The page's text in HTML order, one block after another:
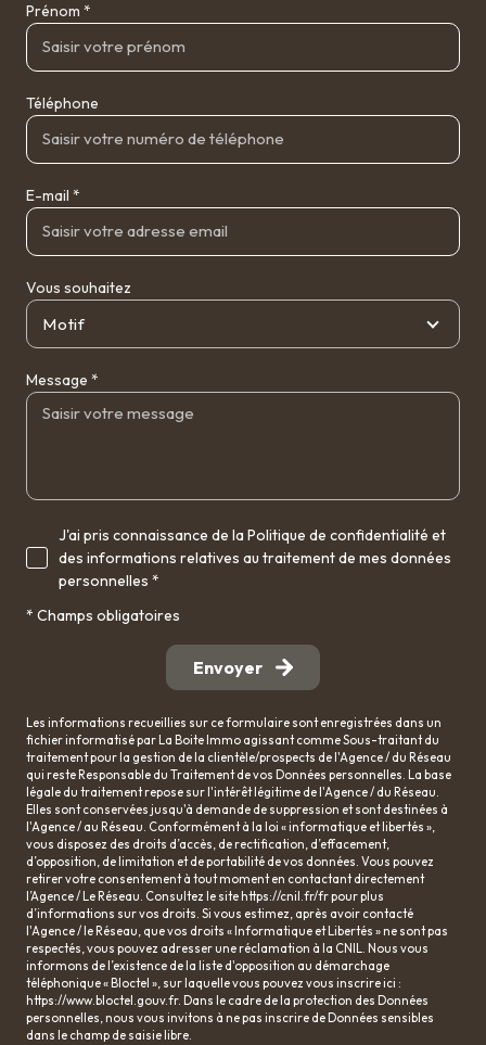
Prénom *
Téléphone
E-mail *
Vous souhaitez
Motif
Message *
J'ai pris connaissance de la Politique de confidentialité et
des informations relatives au traitement de mes données
personnelles *
* Champs obligatoires
Envoyer
Les informations recueillies sur ce formulaire sont enregistrées dans un
fichier informatisé par La Boite Immo agissant comme Sous-traitant du
traitement pour la gestion de la clientèle/prospects de l'Agence / du Réseau
qui reste Responsable du Traitement de vos Données personnelles. La base
légale du traitement repose sur l'intérêt légitime de l'Agence / du Réseau.
Elles sont conservées jusqu'à demande de suppression et sont destinées à
l'Agence / au Réseau. Conformément à la loi « informatique et libertés »,
vous disposez des droits d’accès, de rectification, d’effacement,
d’opposition, de limitation et de portabilité de vos données. Vous pouvez
retirer votre consentement à tout moment en contactant directement
l’Agence / Le Réseau. Consultez le site https://cnil.fr/frpour plus
d’informations sur vos droits. Si vous estimez, après avoir contacté
l'Agence / le Réseau, que vos droits « Informatique et Libertés » ne sont pas
respectés, vous pouvez adresser une réclamation à la CNIL. Nous vous
informons de l’existence de la liste d'opposition au démarchage
téléphonique « Bloctel », sur laquelle vous pouvez vous inscrire ici :
https://www.bloctel.gouv.fr. Dans le cadre de la protection des Données
personnelles, nous vous invitons à ne pas inscrire de Données sensibles
dans le champ de saisie libre.